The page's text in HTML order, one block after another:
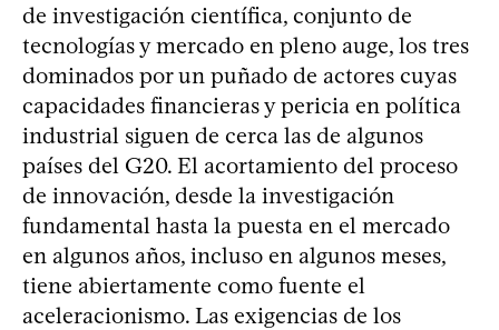
de investigación científica, conjunto de
tecnologías y mercado en pleno auge, los tres
dominados por un puñado de actores cuyas
capacidades financieras y pericia en política
industrial siguen de cerca las de algunos
países del G20. El acortamiento del proceso
de innovación, desde la investigación
fundamental hasta la puesta en el mercado
en algunos años, incluso en algunos meses,
tiene abiertamente como fuente el
aceleracionismo. Las exigencias de los